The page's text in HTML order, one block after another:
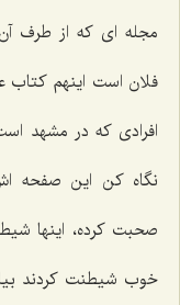
مجله ای كه از طرف
فلان است اینهم كتاب
افرادی كه در مشهد
نگاه كن این صفحه
صحبت كرده، اینها
خوب شیطنت كردند